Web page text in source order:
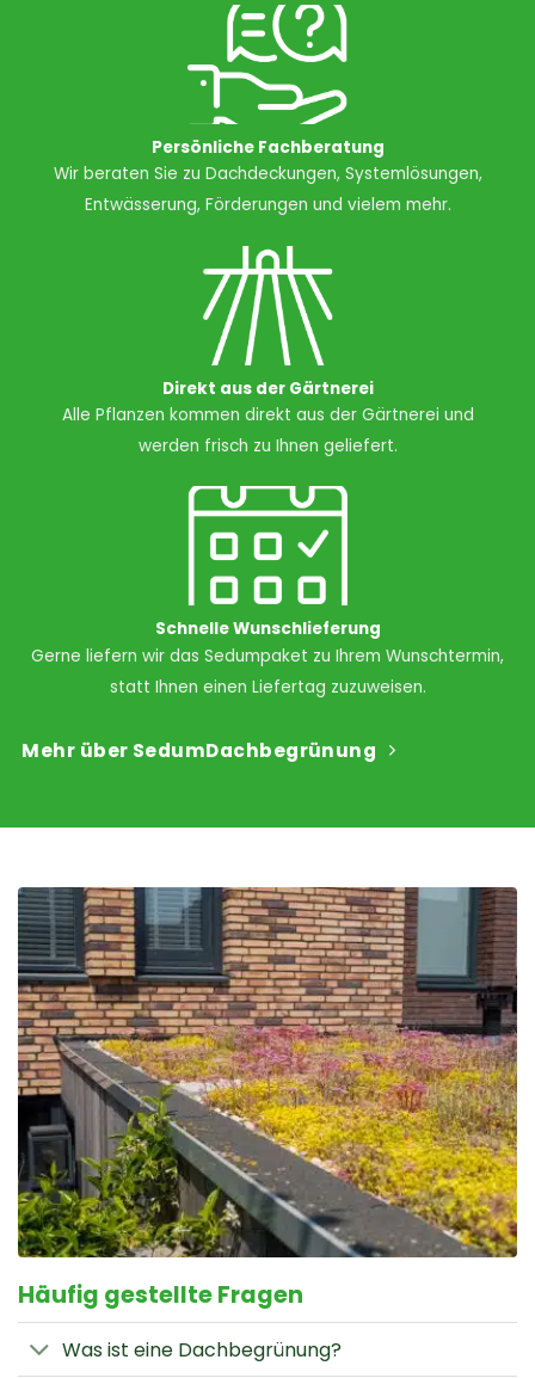
Persönliche Fachberatung
Wir beraten Sie zu Dachdeckungen, Systemlösungen,
Entwässerung, Förderungen und vielem mehr.
Direkt aus der Gärtnerei
Alle Pflanzen kommen direkt aus der Gärtnerei und
werden frisch zu Ihnen geliefert.
Schnelle Wunschlieferung
Gerne liefern wir das Sedumpaket zu Ihrem Wunschtermin,
statt Ihnen einen Liefertag zuzuweisen.
Mehr über SedumDachbegrünung
Häufig gestellte Fragen
Was ist eine Dachbegrünung?